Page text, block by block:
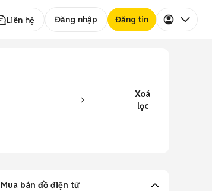
Liên hệ Đăng nhập Đăng tin
Xoá
lọc
Mua bán đồ điện tử